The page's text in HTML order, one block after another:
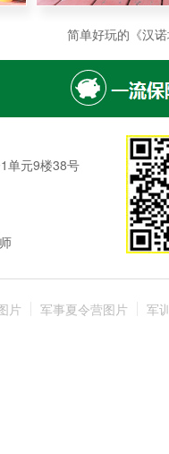
简单好玩的《汉
单元9楼38号
片 军事夏令营图片
军